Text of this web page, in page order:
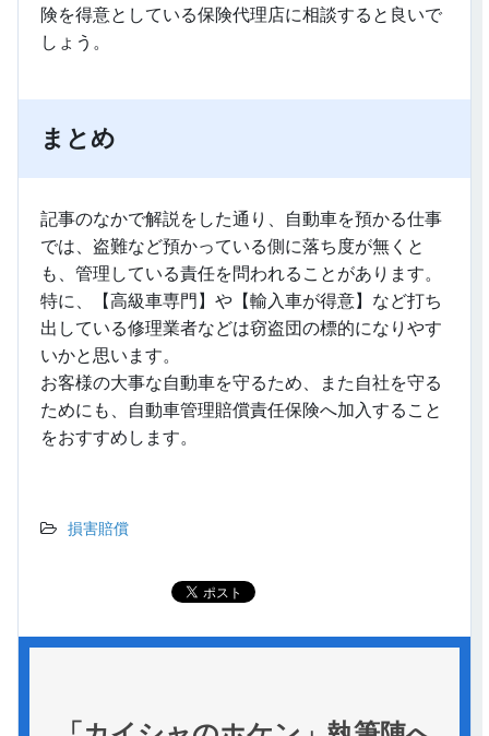
険を得意としている保険代理店に相談すると良いで
しょう。
まとめ
記事のなかで解説をした通り、自動車を預かる仕事
では、盗難など預かっている側に落ち度が無くと
も、管理している責任を問われることがあります。
特に、【高級車専門】や【輸入車が得意】など打ち
出している修理業者などは窃盗団の標的になりやす
いかと思います。
お客様の大事な自動車を守るため、また自社を守る
ためにも、自動車管理賠償責任保険へ加入すること
をおすすめします。
損害賠償